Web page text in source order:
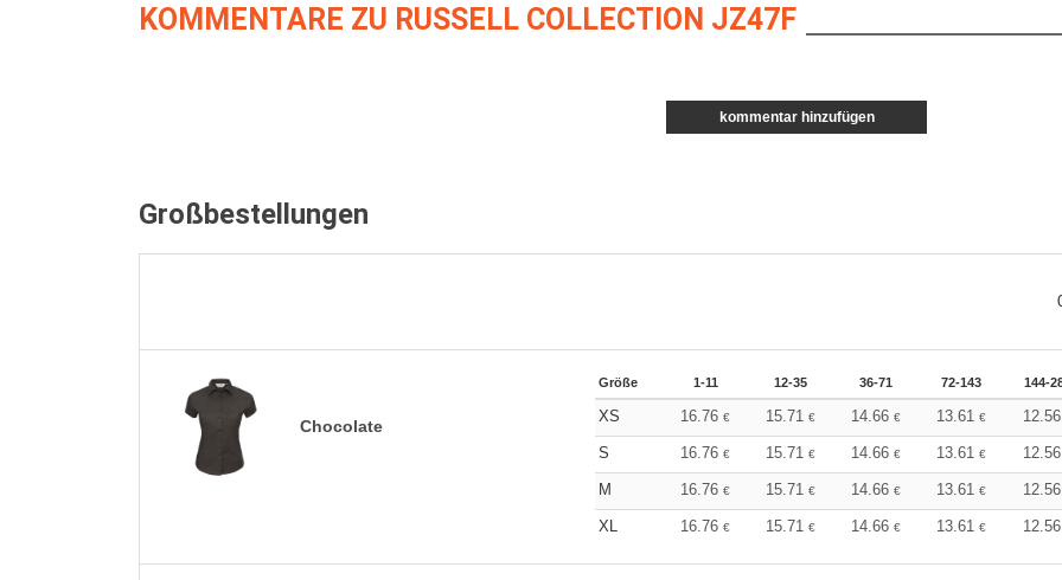
KOMMENTARE ZU RUSSELL COLLECTION JZ47F
kommentar hinzufügen
Großbestellungen
Chocolate
Größe 1-11 12-35 36-71 72-143 144-
XS 16.76€ 15.71€ 14.66€ 13.61€ 12.56
S 16.76€ 15.71€ 14.66€ 13.61€ 12.56
M 16.76€ 15.71€ 14.66€ 13.61€ 12.56
XL 16.76€ 15.71€ 14.66€ 13.61€ 12.56